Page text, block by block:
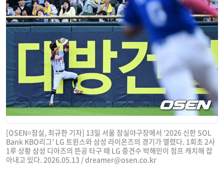
[OSEN=잠실, 최규한 기자] 13일 서울 잠실야구장에서 ‘2026 신한 SOL
Bank KBO리그’ LG 트윈스와 삼성 라이온즈의 경기가 열렸다. 1회초 2사
1루 상황 삼성 디아즈의 뜬공 타구 때 LG 중견수 박해민이 점프 캐치해 잡
아내고 있다. 2026.05.13 /dreamer@osen.co.kr